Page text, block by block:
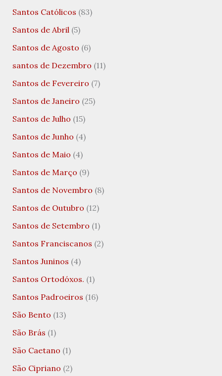
Santos Católicos (83)
Santos de Abril(5)
Santos de Agosto (6)
santos de Dezembro (11)
Santos de Fevereiro (7)
Santos de Janeiro (25)
Santos de Julho (15)
Santos de Junho (4)
Santos de Maio (4)
Santos de Março (9)
Santos de Novembro (8)
Santos de Outubro (12)
Santos de Setembro (1)
Santos Franciscanos (2)
Santos Juninos (4)
Santos Ortodóxos. (1)
Santos Padroeiros (16)
São Bento (13)
São Brás (1)
São Caetano (1)
São Cipriano (2)